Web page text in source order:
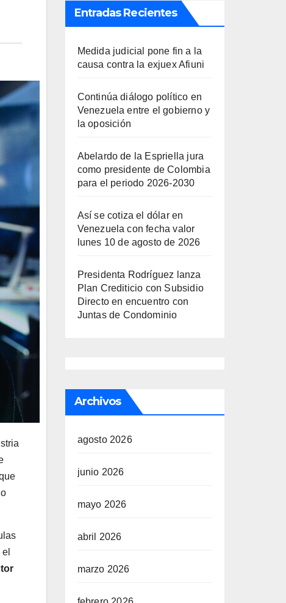
Entradas Recientes
Medida judicial pone fin a la
causa contra la exjuex Afiuni
Continúa diálogo político en
Venezuela entre el gobierno y
la oposición
Abelardo de la Espriella jura
como presidente de Colombia
para el periodo 2026-2030
Así se cotiza el dólar en
Venezuela con fecha valor
lunes 10 de agosto de 2026
Presidenta Rodríguez lanza
Plan Crediticio con Subsidio
Directo en encuentro con
Juntas de Condominio
Archivos
agosto 2026
junio 2026
mayo 2026
abril 2026
marzo 2026